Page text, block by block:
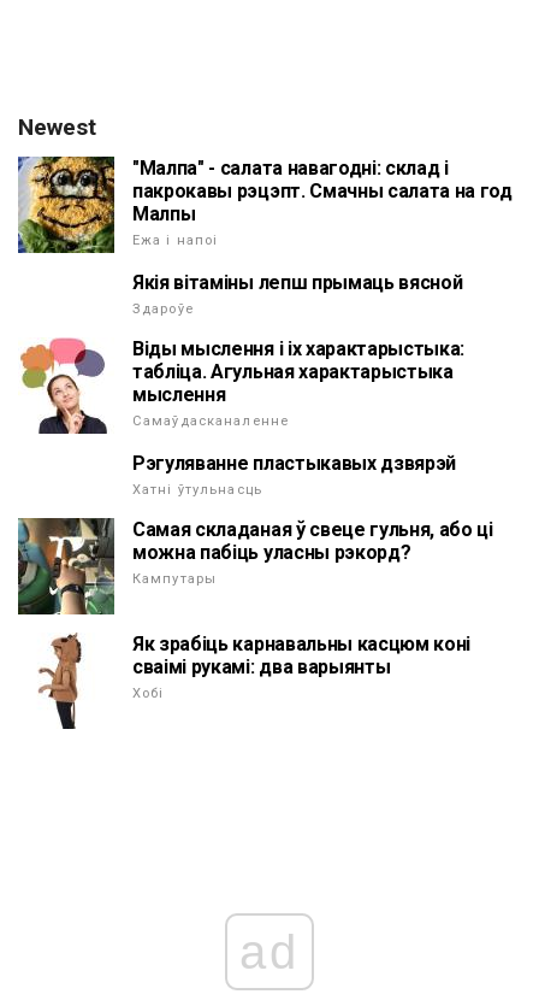
Newest
"Малпа" - салата навагодні: склад і
пакрокавы рэцэпт. Смачны салата на год
Малпы
Ежа і напоі
Якія вітаміны лепш прымаць вясной
Здароўе
Віды мыслення і іх характарыстыка:
табліца. Агульная характарыстыка
мыслення
Самаўдасканаленне
Рэгуляванне пластыкавых дзвярэй
Хатні ўтульнасць
Самая складаная ў свеце гульня, або ці
можна пабіць уласны рэкорд?
Кампутары
Як зрабіць карнавальны касцюм коні
сваімі рукамі: два варыянты
Хобі
ad